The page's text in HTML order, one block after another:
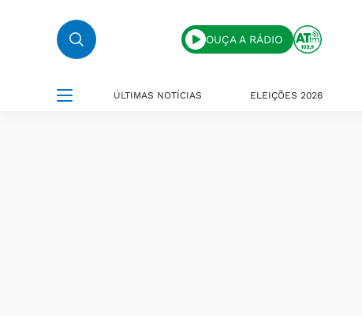
OUÇA A RÁDIO
ÚLTIMAS NOTÍCIAS ELEIÇÕES 2026